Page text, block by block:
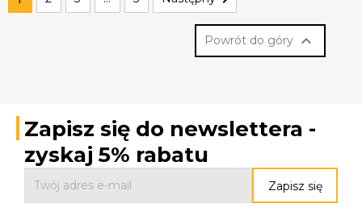
Powrót do góry 
Zapisz się do newslettera -
zyskaj 5% rabatu